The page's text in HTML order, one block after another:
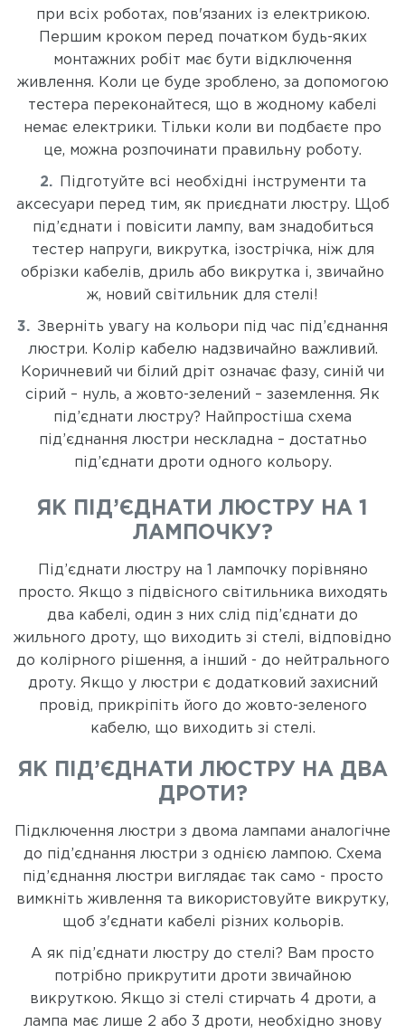
при всіх роботах, пов'язаних із електрикою.
Першим кроком перед початком будь-яких
монтажних робіт має бути відключення
живлення. Коли це буде зроблено, за допомогою
тестера переконайтеся, що в жодному кабелі
немає електрики. Тільки коли ви подбаєте про
це, можна розпочинати правильну роботу.
Підготуйте всі необхідні інструменти та
аксесуари перед тим, як приєднати люстру. Щоб
під’єднати і повісити лампу, вам знадобиться
тестер напруги, викрутка, ізострічка, ніж для
обрізки кабелів, дриль або викрутка і, звичайно
ж, новий світильник для стелі!
Зверніть увагу на кольори під час під’єднання
люстри. Колір кабелю надзвичайно важливий.
Коричневий чи білий дріт означає фазу, синій чи
сірий – нуль, а жовто-зелений – заземлення. Як
під’єднати люстру? Найпростіша схема
під’єднання люстри нескладна – достатньо
під’єднати дроти одного кольору.
ЯК ПІД’ЄДНАТИ ЛЮСТРУ НА 1
ЛАМПОЧКУ?
Під’єднати люстру на 1 лампочку порівняно
просто. Якщо з підвісного світильника виходять
два кабелі, один з них слід під’єднати до
жильного дроту, що виходить зі стелі, відповідно
до колірного рішення, а інший - до нейтрального
дроту. Якщо у люстри є додатковий захисний
провід, прикріпіть його до жовто-зеленого
кабелю, що виходить зі стелі.
ЯК ПІД’ЄДНАТИ ЛЮСТРУ НА ДВА
ДРОТИ?
Підключення люстри з двома лампами аналогічне
до під’єднання люстри з однією лампою. Схема
під’єднання люстри виглядає так само - просто
вимкніть живлення та використовуйте викрутку,
щоб з'єднати кабелі різних кольорів.
А як під’єднати люстру до стелі? Вам просто
потрібно прикрутити дроти звичайною
викруткою. Якщо зі стелі стирчать 4 дроти, а
лампа має лише 2 або 3 дроти, необхідно знову